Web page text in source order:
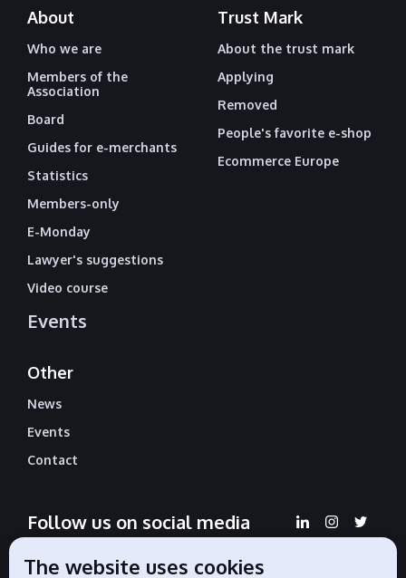
About
Who we are
Members of the
Association
Board
Guides for e-merchants
Statistics
Members-only
E-Monday
Lawyer's suggestions
Video course
Events
Trust Mark
About the trust mark
Applying
Removed
People's favorite e-shop
Ecommerce Europe
Other
News
Events
Contact
Follow us on social media
The website uses cookies